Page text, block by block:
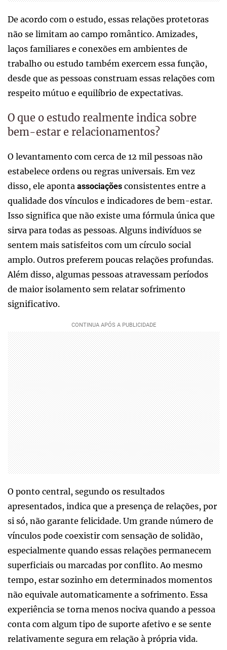
De acordo com o estudo, essas relações protetoras
não se limitam ao campo romântico. Amizades,
laços familiares e conexões em ambientes de
trabalho ou estudo também exercem essa função,
desde que as pessoas construam essas relações com
respeito mútuo e equilíbrio de expectativas.
O que o estudo realmente indica sobre
bem-estar e relacionamentos?
O levantamento com cerca de 12 mil pessoas não
estabelece ordens ou regras universais. Em vez
disso, ele aponta associações consistentes entre a
qualidade dos vínculos e indicadores de bem-estar.
Isso significa que não existe uma fórmula única que
sirva para todas as pessoas. Alguns indivíduos se
sentem mais satisfeitos com um círculo social
amplo. Outros preferem poucas relações profundas.
Além disso, algumas pessoas atravessam períodos
de maior isolamento sem relatar sofrimento
significativo.
O ponto central, segundo os resultados
apresentados, indica que a presença de relações, por
si só, não garante felicidade. Um grande número de
vínculos pode coexistir com sensação de solidão,
especialmente quando essas relações permanecem
superficiais ou marcadas por conflito. Ao mesmo
tempo, estar sozinho em determinados momentos
não equivale automaticamente a sofrimento. Essa
experiência se torna menos nociva quando a pessoa
conta com algum tipo de suporte afetivo e se sente
relativamente segura em relação à própria vida.